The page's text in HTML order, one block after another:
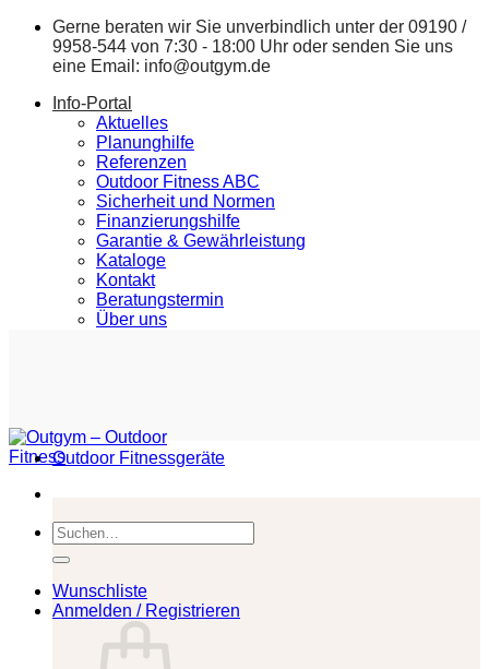
Zum
springen
Gerne beraten wir Sie unverbindlich unter der 09190 /
9958-544 von 7:30 - 18:00 Uhr oder senden Sie uns
eine Email: info@outgym.de
Info-Portal
Aktuelles
Planunghilfe
Referenzen
Outdoor Fitness ABC
Sicherheit und Normen
Finanzierungshilfe
Garantie & Gewährleistung
Kataloge
Kontakt
Beratungstermin
Über uns
Suchen
nach:
Wunschliste
Anmelden / Registrieren
Outdoor Fitnessgeräte